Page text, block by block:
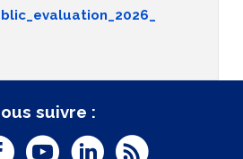
suivre :
F
Y
L
R